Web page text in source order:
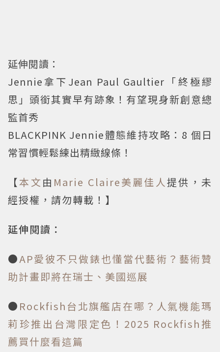
延伸閱讀：
Jennie拿下Jean Paul Gaultier「終極繆
思」頭銜其實早有跡象！有望現身新創意總
監首秀
BLACKPINK Jennie體態維持攻略：8 個日
常習慣輕鬆練出精緻線條！
【本文 由 Marie Claire美麗佳人提供，未
經授權，請勿轉載！】
延伸閱讀：
●AP愛彼不只做錶也懂當代藝術？藝術贊
助計畫即將在瑞士、美國巡展
● Rockfish台北旗艦店在哪？人氣機能瑪
莉珍推出台灣限定色！2025 Rockfish推
薦買什麼看這篇